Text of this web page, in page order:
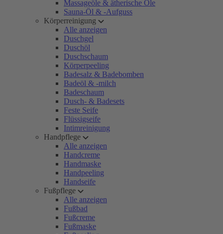
Massageöle & ätherische Öle
Sauna-Öl & -Aufguss
Körperreinigung
Alle anzeigen
Duschgel
Duschöl
Duschschaum
Körperpeeling
Badesalz & Badebomben
Badeöl & -milch
Badeschaum
Dusch- & Badesets
Feste Seife
Flüssigseife
Intimreinigung
Handpflege
Alle anzeigen
Handcreme
Handmaske
Handpeeling
Handseife
Fußpflege
Alle anzeigen
Fußbad
Fußcreme
Fußmaske